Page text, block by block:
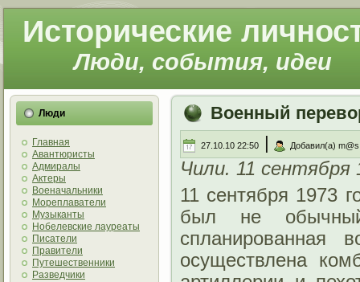
Исторические
Люди, события, идеи
Люди
Главная
Авантюристы
Адмиралы
Актеры
Военачальники
Мореплаватели
Музыканты
Нобелевские лауреаты
Писатели
Правители
Путешественники
Разведчики
Военный
27.10.10 22:50 | Добавил(а) m@s
Чили. 11 сентября
11 сентября 1973
был не
спланированная
осуществлена